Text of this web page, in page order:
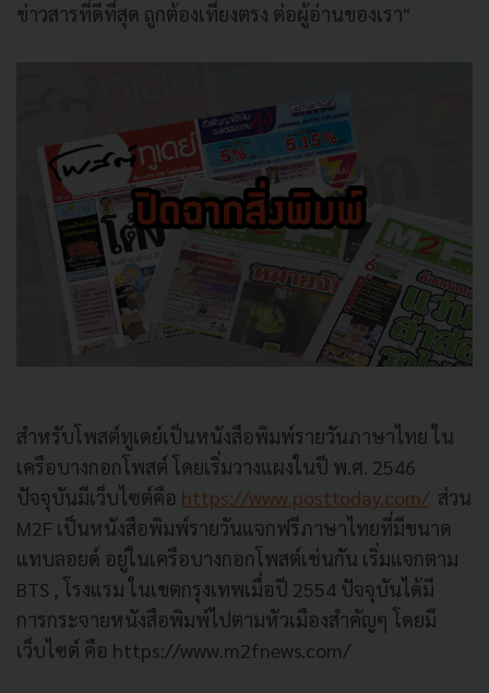
ข่าวสารที่ดีที่สุด ถูกต้องเที่ยงตรง ต่อผู้อ่านของเรา"
สำหรับโพสต์ทูเดย์เป็นหนังสือพิมพ์รายวันภาษาไทย ใน
เครือบางกอกโพสต์ โดยเริ่มวางแผงในปี พ.ศ. 2546
ปัจจุบันมีเว็บไซต์คือ https://www.posttoday.com/ส่วน
M2F เป็นหนังสือพิมพ์รายวันแจกฟรีภาษาไทยที่มีขนาด
แทบลอยด์ อยู่ในเครือบางกอกโพสต์เช่นกัน เริ่มแจกตาม
BTS , โรงแรม ในเขตกรุงเทพเมื่อปี 2554 ปัจจุบันได้มี
การกระจายหนังสือพิมพ์ไปตามหัวเมืองสำคัญๆ โดยมี
เว็บไซต์ คือ https://www.m2fnews.com/